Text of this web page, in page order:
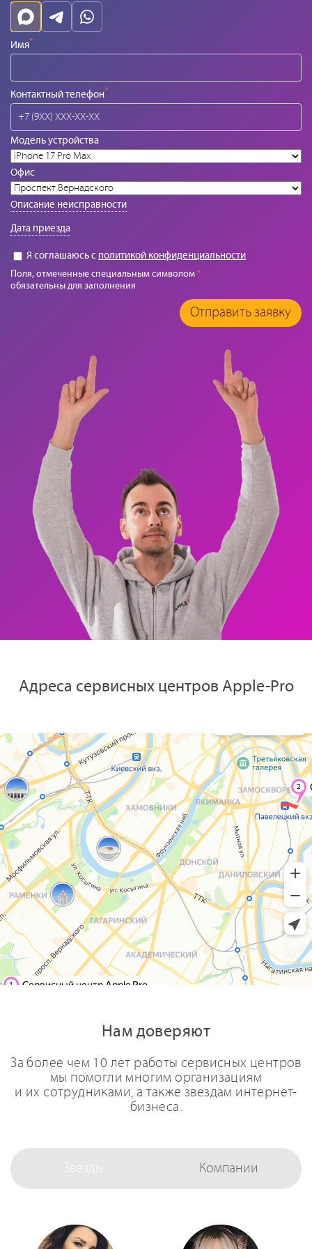
Имя*
Контактный телефон*
Модель устройства
Офис
Описание неисправности
Дата приезда
Я соглашаюсь с политикой конфиденциальности
Поля, отмеченные специальным символом*
обязательны для заполнения
Отправить заявку
Адреса сервисных центров Apple-Pro
Нам доверяют
За более чем 10 лет работы сервисных центров
мы помогли многим организациям
и их сотрудниками, а также звездам интернет-
бизнеса.
Звезды Компании